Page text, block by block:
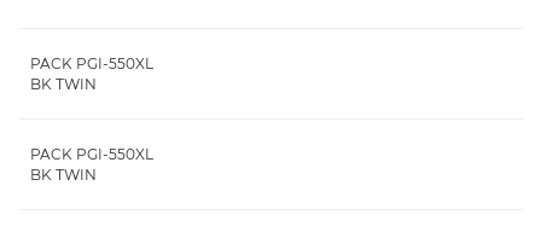
PACK PGI-550XL
BK TWIN
PACK PGI-550XL
BK TWIN